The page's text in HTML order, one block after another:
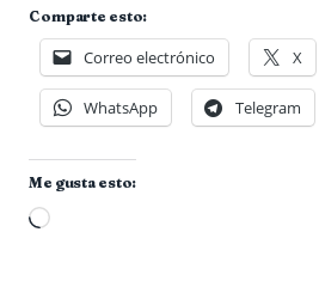
Comparte esto:
Correo electrónico X
WhatsApp Telegram
Me gusta esto:
Cargando...